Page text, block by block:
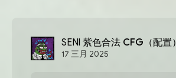
SENl 紫色合法 CFG（配置）
17 三月 2025